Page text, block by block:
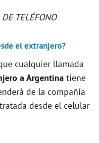
TELÉFONO
el extranjero?
cualquier llamada
a Argentina tiene
de la compañía
desde el celular